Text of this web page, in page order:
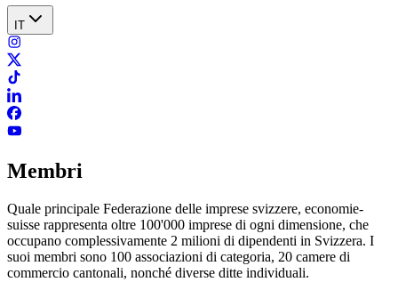
IT
Membri
Quale principale Fede­razione del­le im­p­re­se svizze­re, economie­
suisse rap­p­resenta olt­re 100'000 im­p­re­se di ogni dimensione, che
occupano complessivamente 2 milio­ni di dipen­denti in Svizze­ra. I
suoi membri sono 100 associazio­ni di categoria, 20 came­re di
commercio canto­nali, nonché diverse ditte individuali.